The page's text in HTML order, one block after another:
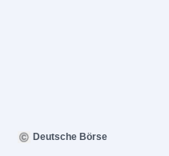
Deutsche Börse